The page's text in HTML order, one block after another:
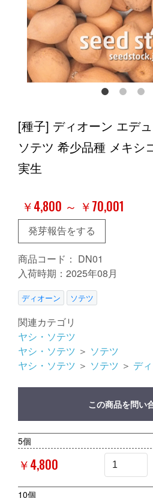
[種子] ディオーン エデ
ソテツ 希少品種 メキシ
実生
￥4,800 ～ ￥70,001
発芽報告をする
商品コード： DN01
入荷時期：2025年08月
ディオーン ソテツ
関連カテゴリ
ヤシ・ソテツ
ヤシ・ソテツ ＞ ソテツ
ヤシ・ソテツ ＞ ソテツ ＞ デ
この商品を問い
5個
￥4,800
10個